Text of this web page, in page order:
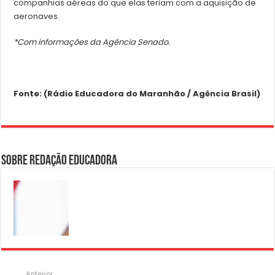
companhias aéreas do que elas teriam com a aquisição de
aeronaves.
*Com informações da Agência Senado.
Fonte: (Rádio Educadora do Maranhão / Agência Brasil)
Sobre Redação Educadora